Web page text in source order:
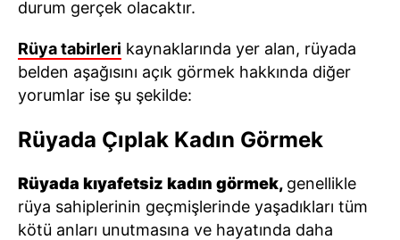
durum gerçek olacaktır.
Rüya tabirleri kaynaklarında yer alan, rüyada
belden aşağısını açık görmek hakkında diğer
yorumlar ise şu şekilde:
Rüyada Çıplak Kadın Görmek
Rüyada kıyafetsiz kadın görmek, genellikle
rüya sahiplerinin geçmişlerinde yaşadıkları tüm
kötü anları unutmasına ve hayatında daha